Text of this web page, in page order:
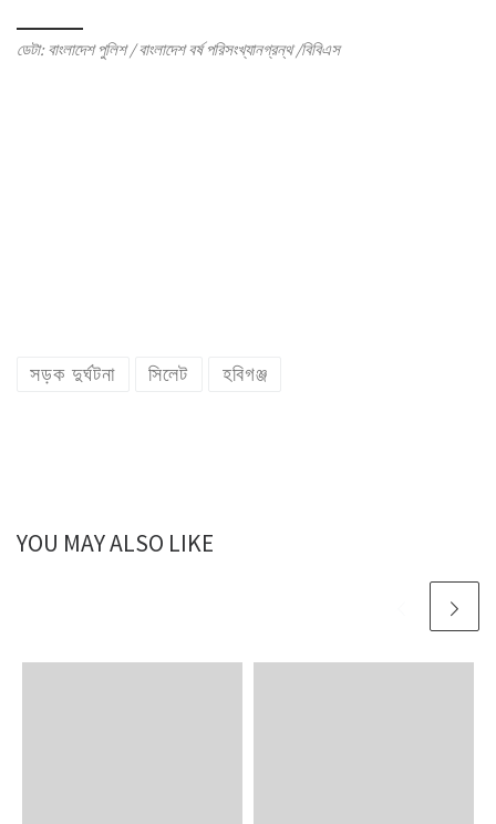
ডেটা: বাংলাদেশ পুলিশ / বাংলাদেশ বর্ষ পরিসংখ্যানগ্রন্থ /বিবিএস
সড়ক দুর্ঘটনা সিলেট হবিগঞ্জ
YOU MAY ALSO LIKE